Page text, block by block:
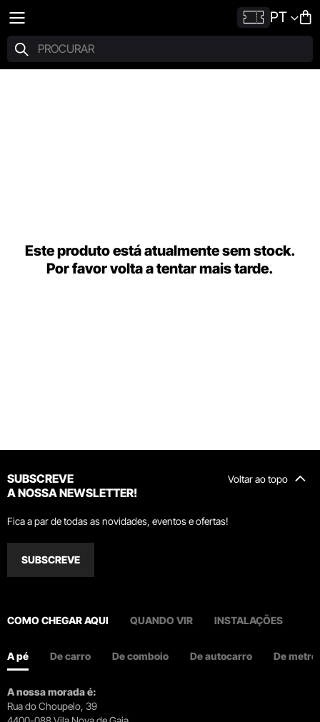
PT
Este produto está atualmente sem stock.
Por favor volta a tentar mais tarde.
Voltar ao topo
SUBSCREVE
A NOSSA NEWSLETTER!
Fica a par de todas as novidades, eventos e ofertas!
SUBSCREVE
COMO CHEGAR AQUI QUANDO VIR INSTALAÇÕES
A pé De carro De comboio De autocarro De metro
A nossa morada é:
Rua do Choupelo, 39